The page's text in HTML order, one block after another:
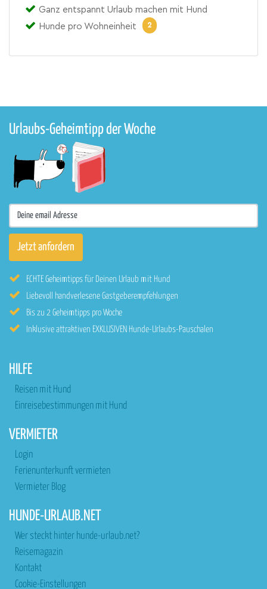
Ganz entspannt Urlaub machen mit Hund
Hunde pro Wohneinheit
2
Urlaubs-Geheimtipp der Woche
ECHTE Geheimtipps für Deinen Urlaub mit Hund
Liebevoll handverlesene Gastgeberempfehlungen
Bis zu 2 Geheimtipps pro Woche
Inklusive attraktiven EXKLUSIVEN Hunde-Urlaubs-Pauschalen
HILFE
Reisen mit Hund
Einreisebestimmungen mit Hund
VERMIETER
Login
Ferienunterkunft vermieten
Vermieter Blog
HUNDE-URLAUB.NET
Wer steckt hinter hunde-urlaub.net?
Reisemagazin
Kontakt
Cookie-Einstellungen